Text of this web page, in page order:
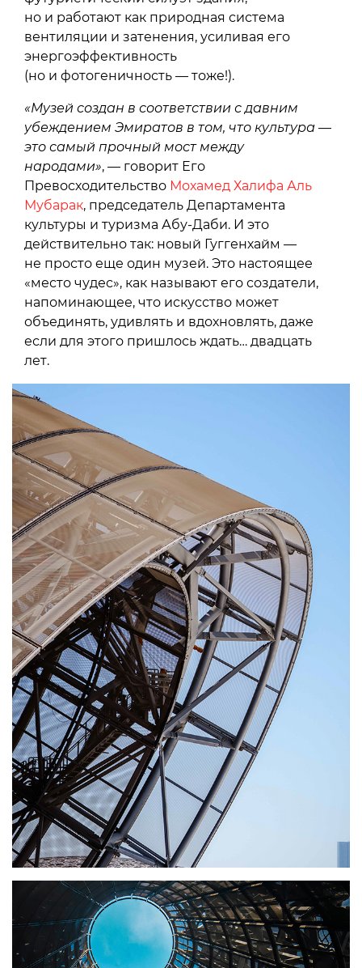
но и работают как природная система
вентиляции и затенения, усиливая его
энергоэффективность
(но и фотогеничность — тоже!).
«Музей создан в соответствии с давним
убеждением Эмиратов в том, что культура —
это самый прочный мост между
народами», — говорит Его
Превосходительство Мохамед Халифа Аль
Мубарак, председатель Департамента
культуры и туризма Абу-Даби. И это
действительно так: новый Гуггенхайм —
не просто еще один музей. Это настоящее
«место чудес», как называют его создатели,
напоминающее, что искусство может
объединять, удивлять и вдохновлять, даже
если для этого пришлось ждать… двадцать
лет.